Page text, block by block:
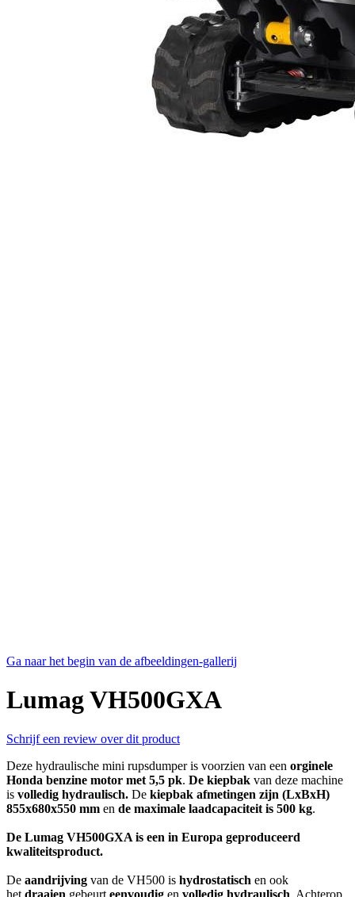
Ga naar het begin van de afbeeldingen-gallerij
Lumag VH500GXA
Schrijf een review over dit product
Deze hydraulische mini rupsdumper is voorzien van een orginele
Honda benzine motor met 5,5 pk. De kiepbak van deze machine
is volledig hydraulisch. De kiepbak afmetingen zijn (LxBxH)
855x680x550 mm en de maximale laadcapaciteit is 500 kg.
De Lumag VH500GXA is een in Europa geproduceerd
kwaliteitsproduct.
De aandrijving van de VH500 is hydrostatisch en ook
het draaien gebeurt eenvoudig en volledig hydraulisch . Achterop